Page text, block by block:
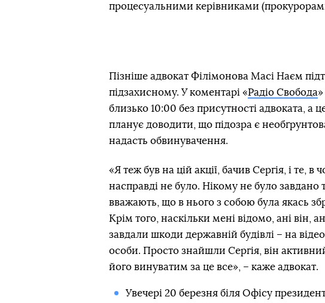
процесуальними керівниками
Пізніше адвокат Філімонова Масі Наєм
підзахисному. У коментарі «Радіо Свобода
близько 10:00 без присутності адвоката, а
планує доводити, що підозра є
надасть обвинувачення.
«Я теж був на цій акції, бачив Сергія, і те,
насправді не було. Нікому не було
вважають, що в нього з собою була якась
Крім того, наскільки мені відомо, ані він,
завдали шкоди державній будівлі – на
особи. Просто знайшли Сергія, він
його винуватим за це все», – каже адвокат.
Увечері 20 березня біля Офісу